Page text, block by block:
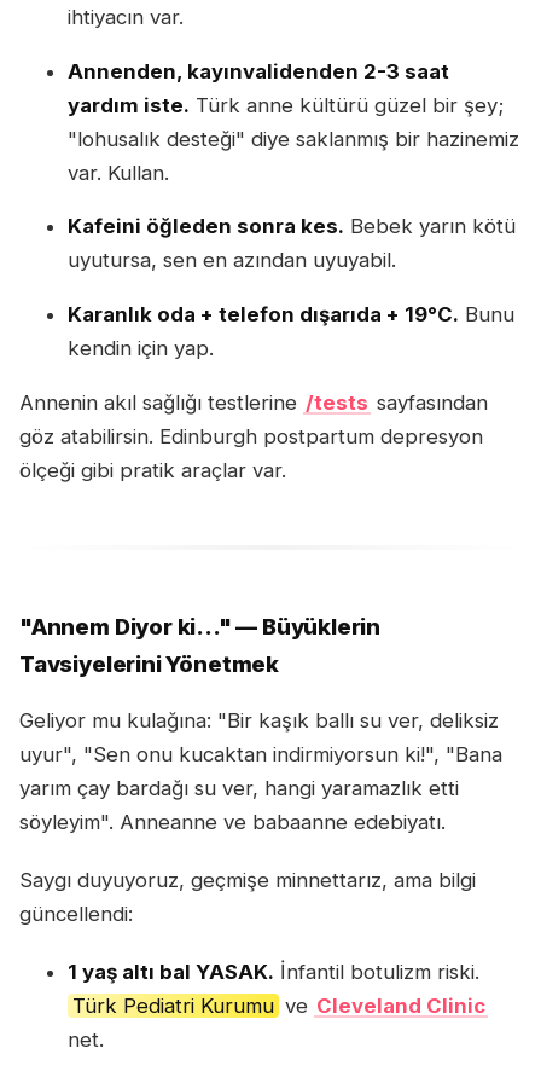
ihtiyacın var.
Annenden, kayınvalidenden 2-3 saat
yardım iste. Türk anne kültürü güzel bir şey;
"lohusalık desteği" diye saklanmış bir hazinemiz
var. Kullan.
Kafeini öğleden sonra kes. Bebek yarın kötü
uyutursa, sen en azından uyuyabil.
Karanlık oda + telefon dışarıda + 19°C. Bunu
kendin için yap.
Annenin akıl sağlığı testlerine /tests sayfasından
göz atabilirsin. Edinburgh postpartum depresyon
ölçeği gibi pratik araçlar var.
"Annem Diyor ki..." — Büyüklerin
Tavsiyelerini Yönetmek
Geliyor mu kulağına: "Bir kaşık ballı su ver, deliksiz
uyur", "Sen onu kucaktan indirmiyorsun ki!", "Bana
yarım çay bardağı su ver, hangi yaramazlık etti
söyleyim". Anneanne ve babaanne edebiyatı.
Saygı duyuyoruz, geçmişe minnettarız, ama bilgi
güncellendi:
1 yaş altı bal YASAK. İnfantil botulizm riski.
Türk Pediatri Kurumu ve Cleveland Clinic
net.